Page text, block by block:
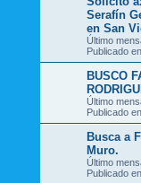
Serafín
en San
Último
Publicado en
BUSCO
Último
Publicado en
Busca a
Muro.
Último
Publicado en